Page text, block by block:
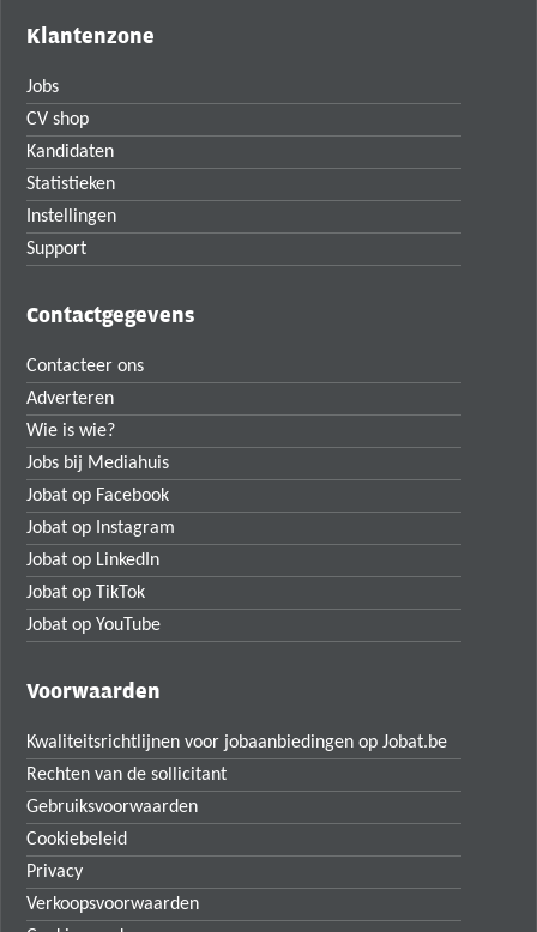
Klantenzone
Jobs
CV shop
Kandidaten
Statistieken
Instellingen
Support
Contactgegevens
Contacteer ons
Adverteren
Wie is wie?
Jobs bij Mediahuis
Jobat op Facebook
Jobat op Instagram
Jobat op LinkedIn
Jobat op TikTok
Jobat op YouTube
Voorwaarden
Kwaliteitsrichtlijnen voor jobaanbiedingen op Jobat.be
Rechten van de sollicitant
Gebruiksvoorwaarden
Cookiebeleid
Privacy
Verkoopsvoorwaarden